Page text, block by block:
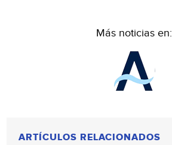
Más noticias en:
ARTÍCULOS RELACIONADOS